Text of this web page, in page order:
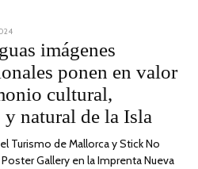
NOVIEMBRE,
2024
imágenes
ponen en valor
cultural,
natural de la Isla
Turismo de Mallorca y Stick No
Gallery en la Imprenta Nueva